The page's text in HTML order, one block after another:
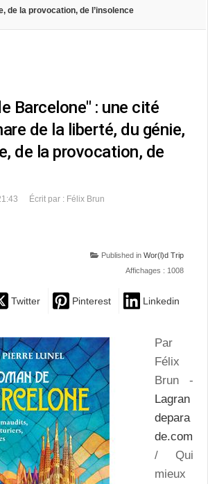
de la provocation, de l’insolence
Barcelone" : une cité
de la liberté, du génie,
de la provocation, de
Écrit par : Félix Brun
Published in Wor(l)d Trip
Affichages : 1008
Twitter Pinterest Linkedin
Par
Félix
Brun -
Lagran
depara
de.com
/ Qui
mieux